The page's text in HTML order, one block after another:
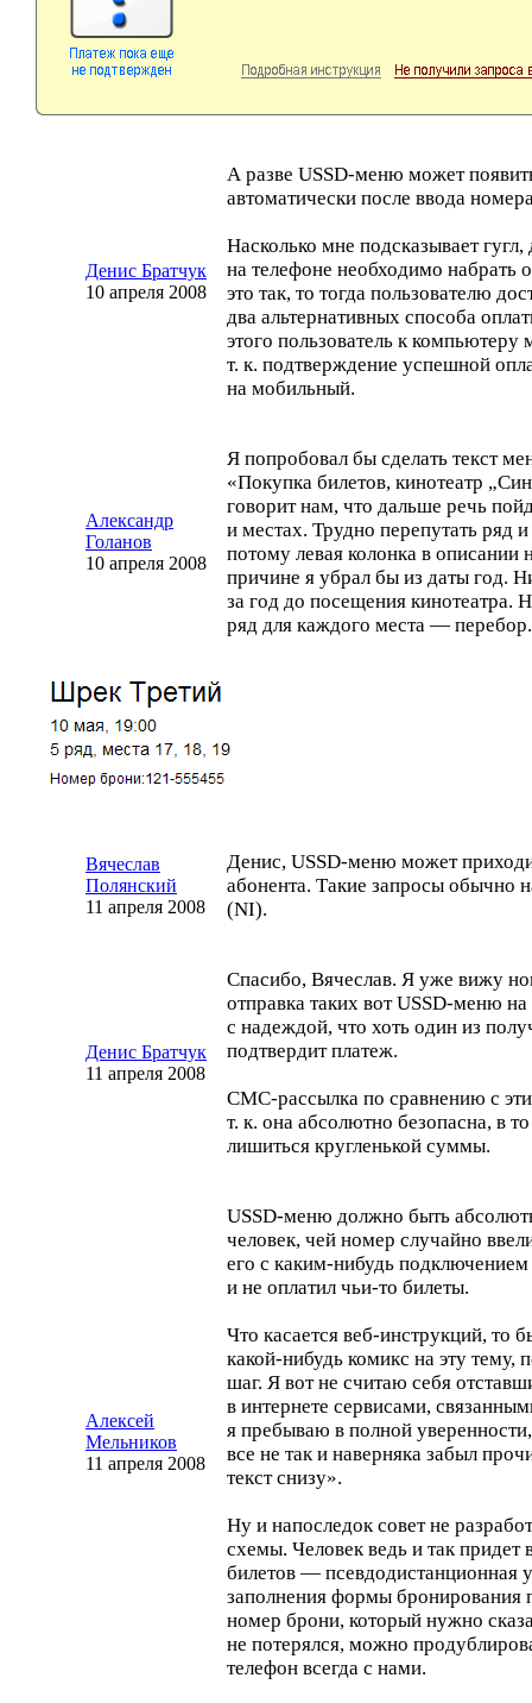
Денис Братчук
10 апреля 2008
А разве USSD-меню может
автоматически после ввода
Насколько мне подсказывает
на телефоне необходимо набрать
это так, то тогда пользователю
два альтернативных способа
этого пользователь к компьютеру
т. к. подтверждение успешной
на мобильный.
Александр
Голанов
10 апреля 2008
Я попробовал бы сделать текст
«Покупка билетов, кинотеатр
говорит нам, что дальше речь
и местах. Трудно перепутать ряд
потому левая колонка в
причине я убрал бы из даты год.
за год до посещения кинотеатра.
ряд для каждого места — перебор.
Вячеслав
Полянский
11 апреля 2008
Денис, USSD-меню может
абонента. Такие запросы обычно
(NI).
Денис Братчук
11 апреля 2008
Спасибо, Вячеслав. Я уже вижу
отправка таких вотUSSD-меню на
с надеждой, что хоть один из
подтвердит платеж.
СМС-рассылка по сравнению с
т. к. она абсолютно безопасна, в
лишиться кругленькой суммы.
Алексей
Мельников
11 апреля 2008
USSD-меню должно быть
человек, чей номер случайно
его с каким-нибудь подключением
и не оплатил чьи-то билеты.
Что касается веб-инструкций, то
какой-нибудь комикс на эту
шаг. Я вот не считаю себя
в интернете сервисами,
я пребываю в полной
все не так и наверняка забыл
текст снизу».
Ну и напоследок совет не
схемы. Человек ведь и так придет
билетов — псевдодистанционная
заполнения формы бронирования
номер брони, который нужно
не потерялся, можно
телефон всегда с нами.